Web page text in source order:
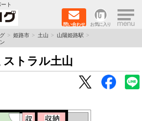
ト
問い合わせ お気に入り ×
姫路市 土山
山陽姫路駅
ストラル土山